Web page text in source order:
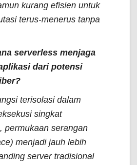
kurang efisien untuk
terus-menerus tanpa
serverless menjaga
dari potensi
terisolasi dalam
singkat
permukaan serangan
) menjadi jauh lebih
server tradisional